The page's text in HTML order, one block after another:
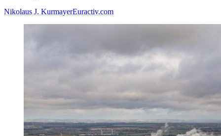
Nikolaus J. KurmayerEuractiv.com